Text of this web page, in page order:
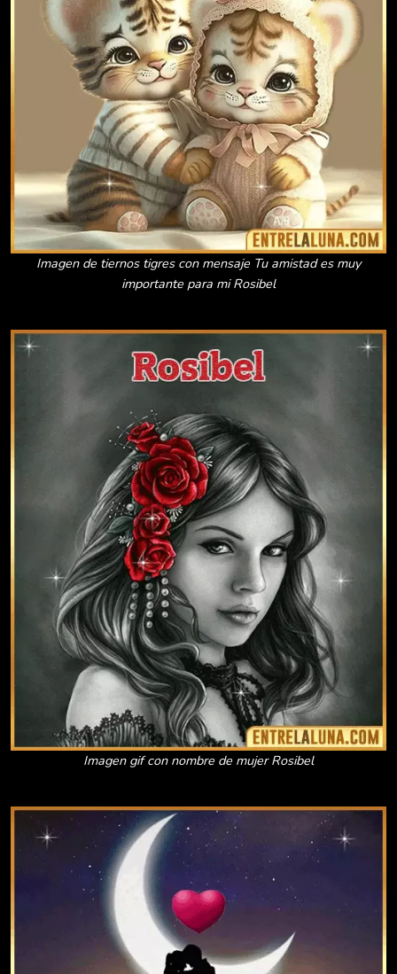
Imagen de tiernos tigres con mensaje Tu amistad es muy
importante para mi Rosibel
Imagen gif con nombre de mujer Rosibel